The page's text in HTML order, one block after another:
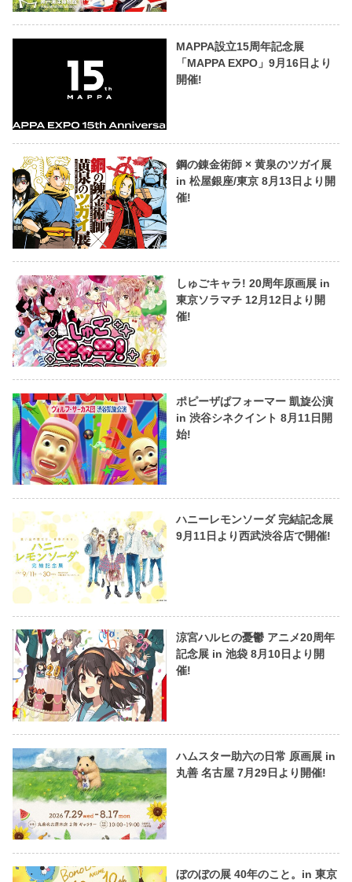
MAPPA設立15周年記念展
「MAPPA EXPO」9月16日より
開催!
鋼の錬金術師 × 黄泉のツガイ展
in 松屋銀座/東京 8月13日より開
催!
しゅごキャラ! 20周年原画展 in
東京ソラマチ 12月12日より開
催!
ポピーザぱフォーマー 凱旋公演
in 渋谷シネクイント 8月11日開
始!
ハニーレモンソーダ 完結記念展
9月11日より西武渋谷店で開催!
涼宮ハルヒの憂鬱 アニメ20周年
記念展 in 池袋 8月10日より開
催!
ハムスター助六の日常 原画展 in
丸善 名古屋 7月29日より開催!
ぼのぼの展 40年のこと。in 東京